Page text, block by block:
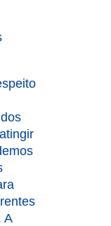
A